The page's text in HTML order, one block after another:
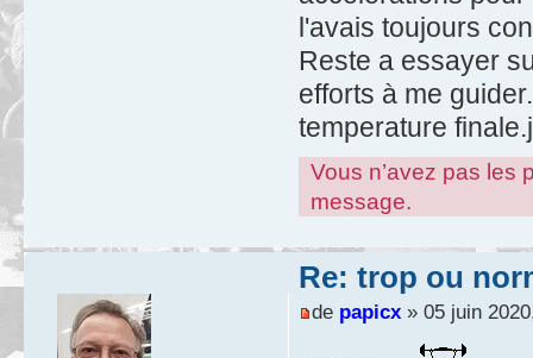
l'avais toujours
Reste a essayer
efforts à me guider.
temperature
Vous n’avez pas les
message.
Re: trop ou
de papicx» 05 juin